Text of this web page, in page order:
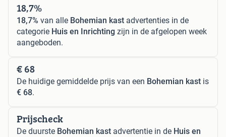
18,7%
18,7% van alle Bohemian kast advertenties in de
categorie Huis en Inrichting zijn in de afgelopen week
aangeboden.
€ 68
De huidige gemiddelde prijs van een Bohemian kast is
€ 68.
Prijscheck
De duurste Bohemian kast advertentie in de Huis en